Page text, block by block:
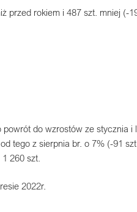
przed rokiem i 487 szt. mniej (-
do wzrostów ze stycznia i
tego z sierpnia br. o 7% (-91
260 szt.
2022r.